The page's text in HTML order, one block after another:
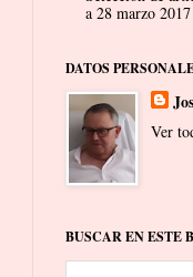
a 28 marzo 2017
DATOS
Ver
BUSCAR EN ESTE